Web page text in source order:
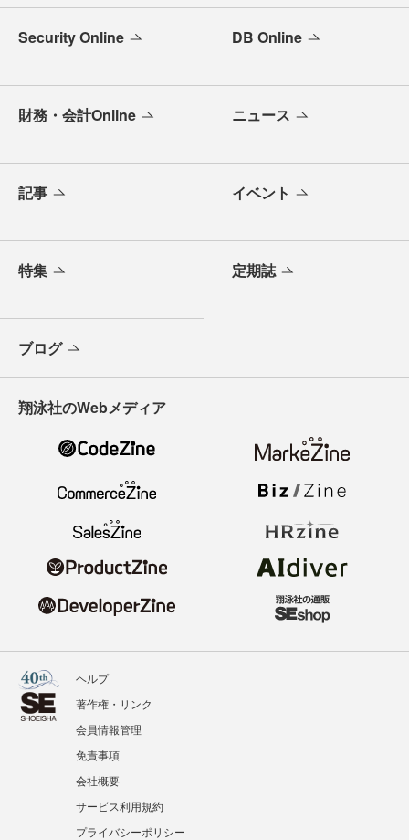
Security Online DB Online
財務・会計Online ニュース
記事 イベント
特集 定期誌
ブログ
翔泳社のWebメディア
ヘルプ
著作権・リンク
会員情報管理
免責事項
会社概要
サービス利用規約
プライバシーポリシー